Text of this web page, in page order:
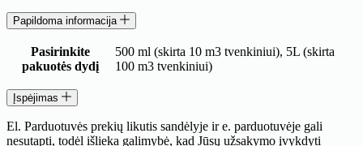
Papildoma informacija
Pasirinkite
pakuotės dydį
500 ml (skirta 10 m3 tvenkiniui), 5L (skirta
100 m3 tvenkiniui)
Įspėjimas
El. Parduotuvės prekių likutis sandėlyje ir e. parduotuvėje gali
nesutapti, todėl išlieka galimybė, kad Jūsų užsakymo įvykdyti